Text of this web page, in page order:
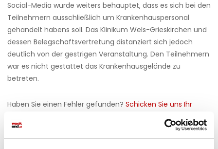
Social-Media wurde weiters behauptet, dass es sich bei den
Teilnehmern ausschließlich um Krankenhauspersonal
gehandelt habens soll. Das Klinikum Wels-Grieskirchen und
dessen Belegschaftsvertretung distanziert sich jedoch
deutlich von der gestrigen Veranstaltung. Den Teilnehmern
war es nicht gestattet das Krankenhausgelände zu
betreten.
Haben Sie einen Fehler gefunden? Schicken Sie uns Ihr